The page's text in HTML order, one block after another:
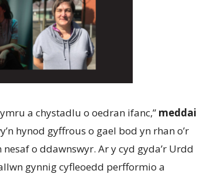
a chystadlu o oedran ifanc,” meddai
hynod gyffrous o gael bod yn rhan o’r
o ddawnswyr. Ar y cyd gyda’r Urdd
gynnig cyfleoedd perfformio a